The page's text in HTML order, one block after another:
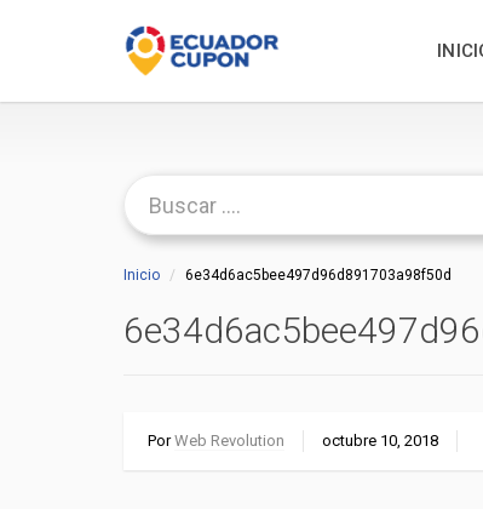
Inicio 6e34d6ac5bee497d96d891703a98f50d
PorWeb Revolution octubre 10, 2018